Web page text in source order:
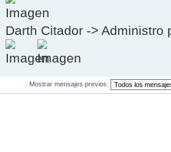
Darth Citador -> Administro
Mostrar mensajes previos: